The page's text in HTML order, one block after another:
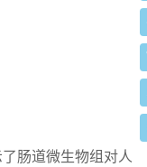
肠道微生物组对人